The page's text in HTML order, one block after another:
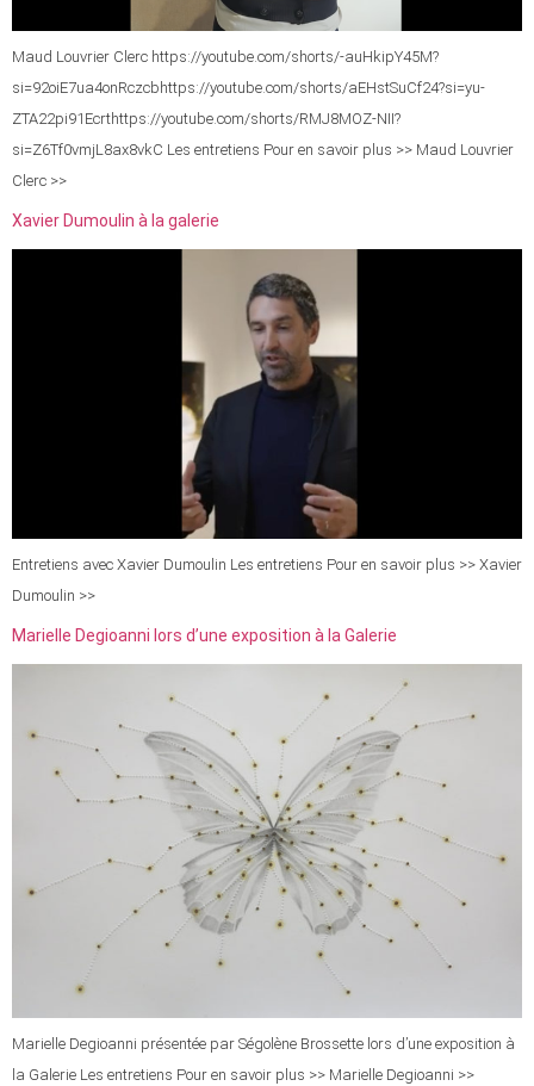
Maud Louvrier Clerc https://youtube.com/shorts/-auHkipY45M?
si=92oiE7ua4onRczcbhttps://youtube.com/shorts/aEHstSuCf24?si=yu-
ZTA22pi91Ecrthttps://youtube.com/shorts/RMJ8MOZ-NII?
si=Z6Tf0vmjL8ax8vkC Les entretiens Pour en savoir plus >> Maud Louvrier
Clerc >>
Xavier Dumoulin à la galerie
Entretiens avec Xavier Dumoulin Les entretiens Pour en savoir plus >> Xavier
Dumoulin >>
Marielle Degioanni lors d’une exposition à la Galerie
Marielle Degioanni présentée par Ségolène Brossette lors d’une exposition à
la Galerie Les entretiens Pour en savoir plus >> Marielle Degioanni >>